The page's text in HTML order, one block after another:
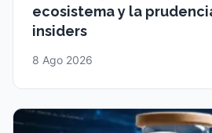
ecosistema y la
insiders
8 Ago 2026